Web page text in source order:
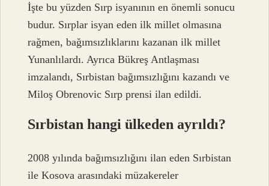
İşte bu yüzden Sırp isyanının en önemli sonucu
budur. Sırplar isyan eden ilk millet olmasına
rağmen, bağımsızlıklarını kazanan ilk millet
Yunanlılardı. Ayrıca Bükreş Antlaşması
imzalandı, Sırbistan bağımsızlığını kazandı ve
Miloş Obrenovic Sırp prensi ilan edildi.
Sırbistan hangi ülkeden ayrıldı?
2008 yılında bağımsızlığını ilan eden Sırbistan
ile Kosova arasındaki müzakereler